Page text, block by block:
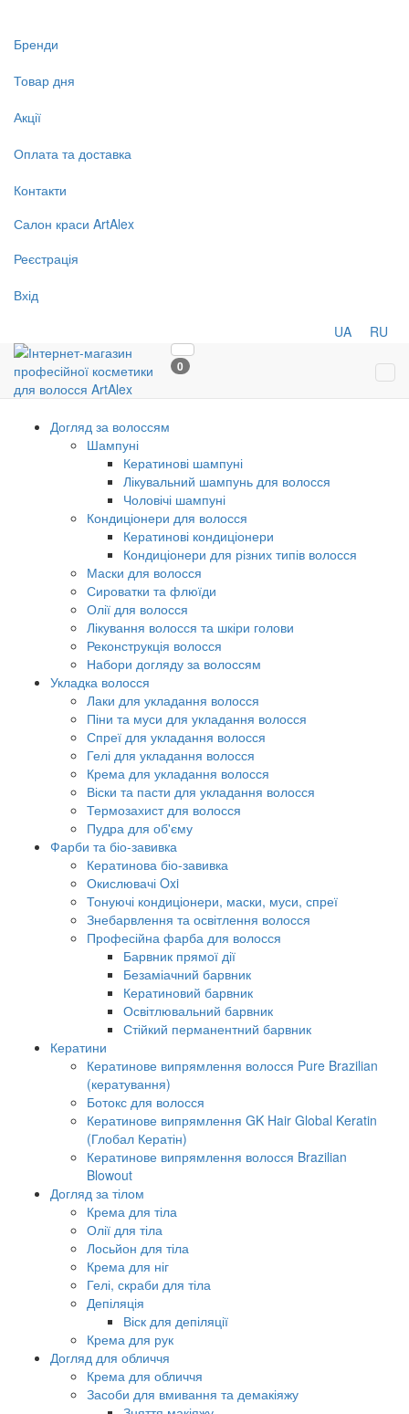
Бренди
Товар дня
Акції
Оплата та доставка
Контакти
Салон краси ArtAlex
Реєстрація
Вхід
UA RU
0
Догляд за волоссям
Шампуні
Кератинові шампуні
Лікувальний шампунь для волосся
Чоловічі шампуні
Кондиціонери для волосся
Кератинові кондиціонери
Кондиціонери для різних типів волосся
Маски для волосся
Сироватки та флюїди
Олії для волосся
Лікування волосся та шкіри голови
Реконструкція волосся
Набори догляду за волоссям
Укладка волосся
Лаки для укладання волосся
Піни та муси для укладання волосся
Спреї для укладання волосся
Гелі для укладання волосся
Крема для укладання волосся
Віски та пасти для укладання волосся
Термозахист для волосся
Пудра для об'єму
Фарби та біо-завивка
Кератинова біо-завивка
Окислювачі Oxi
Тонуючі кондиціонери, маски, муси, спреї
Знебарвлення та освітлення волосся
Професійна фарба для волосся
Барвник прямої дії
Безаміачний барвник
Кератиновий барвник
Освітлювальний барвник
Стійкий перманентний барвник
Кератини
Кератинове випрямлення волосся Pure Brazilian
(кератування)
Ботокс для волосся
Кератинове випрямлення GK Hair Global Keratin
(Глобал Кератін)
Кератинове випрямлення волосся Brazilian
Blowout
Догляд за тілом
Крема для тіла
Олії для тіла
Лосьйон для тіла
Крема для ніг
Гелі, скраби для тіла
Депіляція
Віск для депіляції
Крема для рук
Догляд для обличчя
Крема для обличчя
Засоби для вмивання та демакіяжу